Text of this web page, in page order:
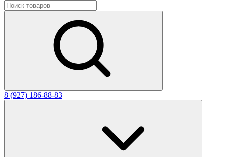
8 (927) 186-88-83